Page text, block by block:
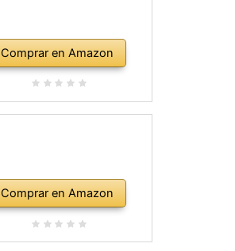
Comprar en Amazon
Comprar en Amazon